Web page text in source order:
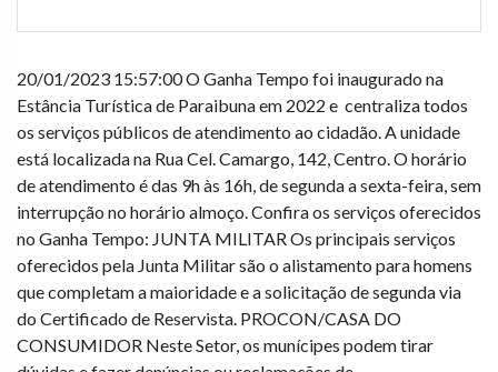
20/01/2023 15:57:00 O Ganha Tempo foi inaugurado na
Estância Turística de Paraibuna em 2022 e centraliza todos
os serviços públicos de atendimento ao cidadão. A unidade
está localizada na Rua Cel. Camargo, 142, Centro. O horário
de atendimento é das 9h às 16h, de segunda a sexta-feira, sem
interrupção no horário almoço. Confira os serviços oferecidos
no Ganha Tempo: JUNTA MILITAR Os principais serviços
oferecidos pela Junta Militar são o alistamento para homens
que completam a maioridade e a solicitação de segunda via
do Certificado de Reservista. PROCON/CASA DO
CONSUMIDOR Neste Setor, os munícipes podem tirar